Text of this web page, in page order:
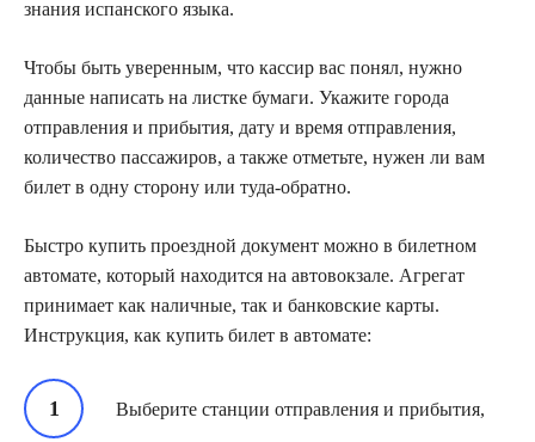
знания испанского языка.
Чтобы быть уверенным, что кассир вас понял, нужно
данные написать на листке бумаги. Укажите города
отправления и прибытия, дату и время отправления,
количество пассажиров, а также отметьте, нужен ли вам
билет в одну сторону или туда-обратно.
Быстро купить проездной документ можно в билетном
автомате, который находится на автовокзале. Агрегат
принимает как наличные, так и банковские карты.
Инструкция, как купить билет в автомате:
Выберите станции отправления и прибытия,